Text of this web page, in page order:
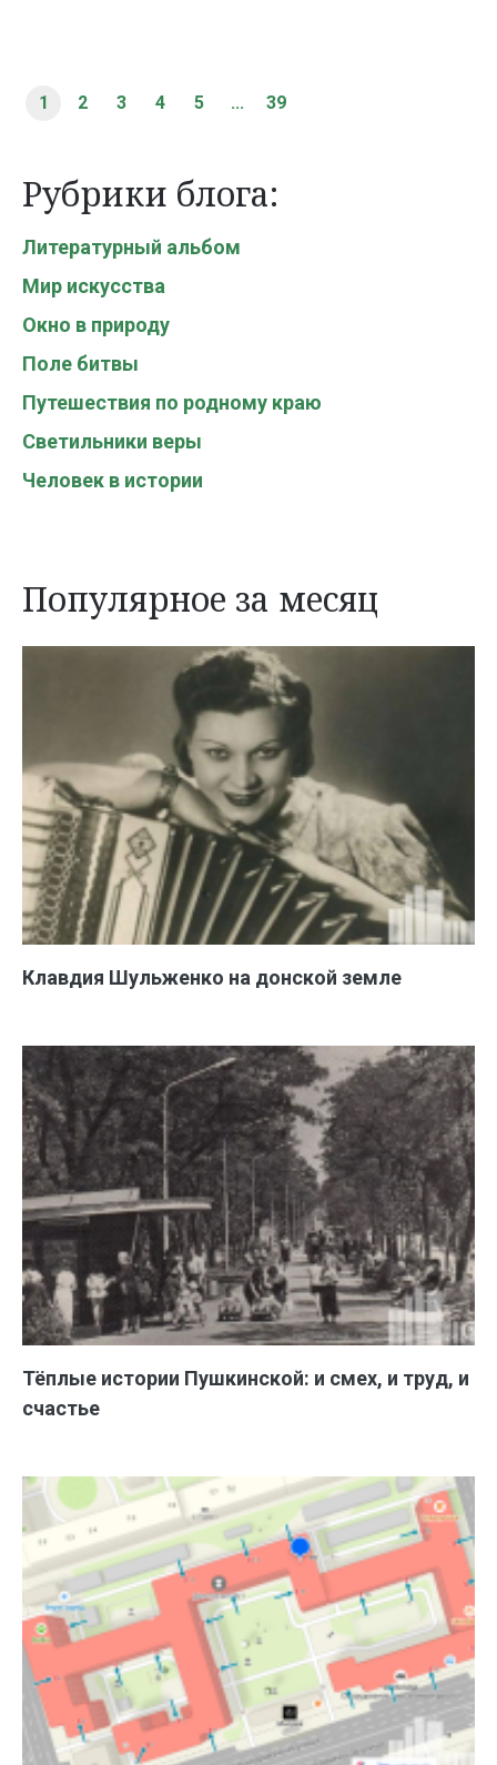
1 2 3 4 5 ... 39
Рубрики блога:
Литературный альбом
Мир искусства
Окно в природу
Поле битвы
Путешествия по родному краю
Светильники веры
Человек в истории
Популярное за месяц
Клавдия Шульженко на донской земле
Тёплые истории Пушкинской: и смех, и труд, и
счастье